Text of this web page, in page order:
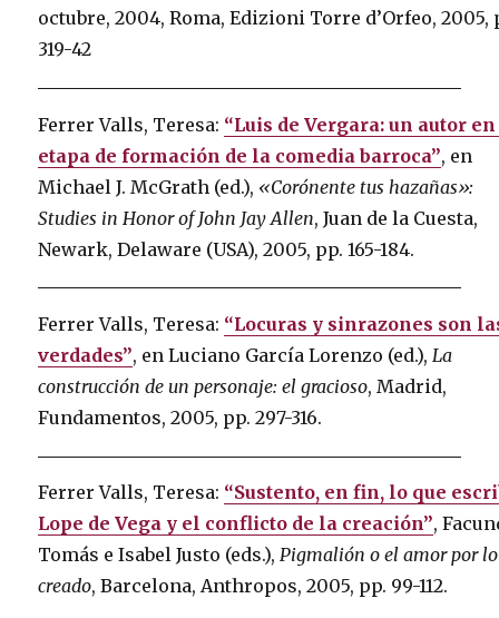
octubre, 2004, Roma, Edizioni Torre d’Orfeo, 2005,
319-42
Ferrer Valls, Teresa: “Luis de Vergara: un autor
etapa de formación de la comedia barroca”, en
Michael J. McGrath (ed.), «Corónente tus hazañas»:
Studies in Honor of John Jay Allen, Juan de la Cuesta,
Newark, Delaware (USA), 2005, pp. 165-184.
Ferrer Valls, Teresa: “Locuras y sinrazones son
verdades”, en Luciano García Lorenzo (ed.),La
construcción de un personaje: el gracioso, Madrid,
Fundamentos, 2005, pp. 297-316.
Ferrer Valls, Teresa: “Sustento, en fin, lo que
Lope de Vega y el conflicto de la creación”,
Tomás e Isabel Justo (eds.),Pigmalión o el amor por lo
creado, Barcelona, Anthropos, 2005, pp. 99-112.